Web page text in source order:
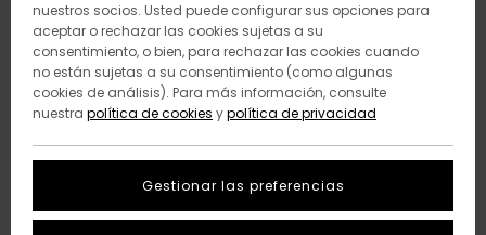
nuestros socios. Usted puede configurar sus opciones para
aceptar o rechazar las cookies sujetas a su
consentimiento, o bien, para rechazar las cookies cuando
no están sujetas a su consentimiento (como algunas
cookies de análisis). Para más información, consulte
nuestra política de cookies ypolítica de privacidad
Gestionar las preferencias